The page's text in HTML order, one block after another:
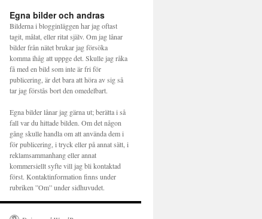
Egna bilder och andras
Bilderna i blogginläggen har jag oftast
tagit, målat, eller ritat själv. Om jag lånar
bilder från nätet brukar jag försöka
komma ihåg att uppge det. Skulle jag råka
få med en bild som inte är fri för
publicering, är det bara att höra av sig så
tar jag förstås bort den omedelbart.
Egna bilder lånar jag gärna ut; berätta i så
fall var du hittade bilden. Om det någon
gång skulle handla om att använda dem i
för publicering, i tryck eller på annat sätt, i
reklamsammanhang eller annat
kommersiellt syfte vill jag bli kontaktad
först. Kontaktinformation finns under
rubriken ”Om” under sidhuvudet.